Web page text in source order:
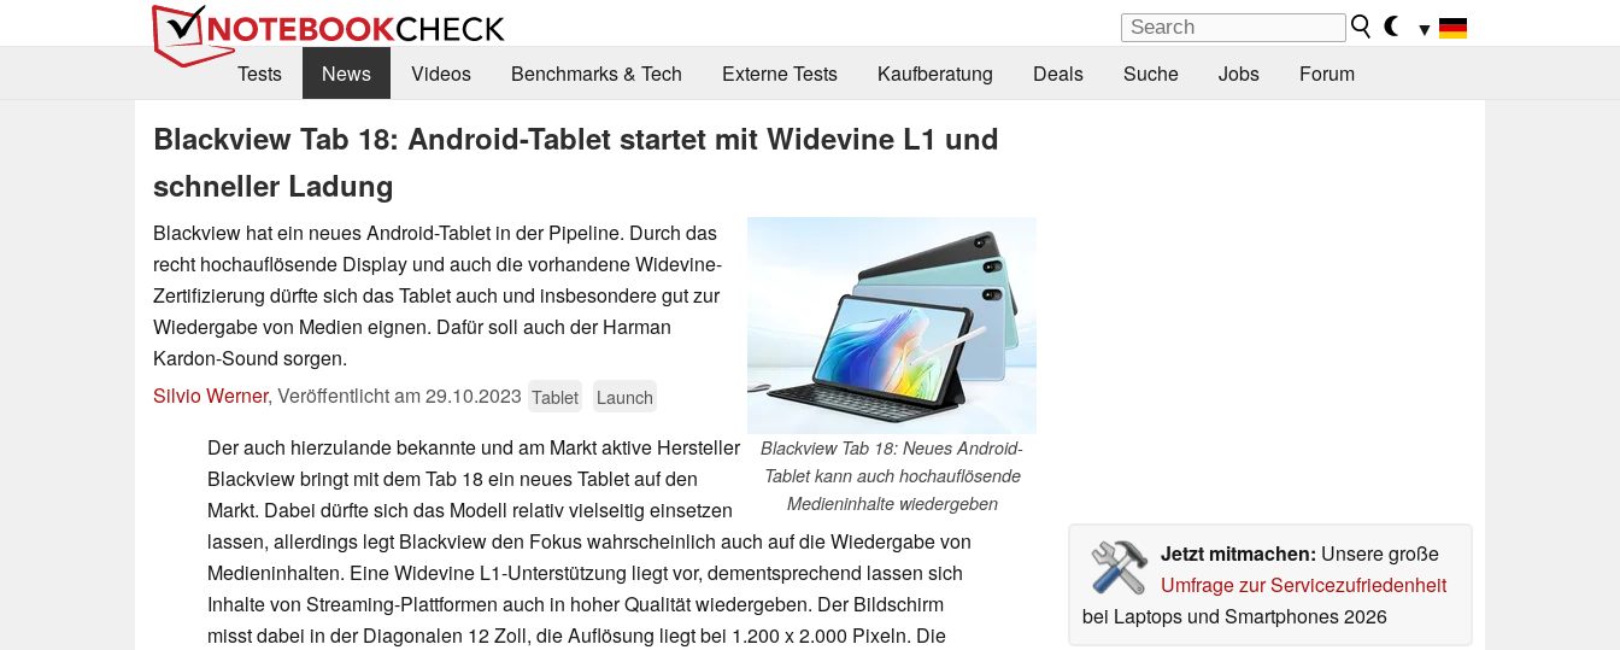
▼
Tests
News Videos Benchmarks & Tech Externe Tests Kaufberatung Deals Suche Jobs Forum
Blackview Tab 18: Android-Tablet startet mit Widevine L1 und
schneller Ladung
Blackview Tab 18: Neues Android-
Tablet kann auch hochauflösende
Medieninhalte wiedergeben
Blackview hat ein neues Android-Tablet in der Pipeline. Durch das
recht hochauflösende Display und auch die vorhandene Widevine-
Zertifizierung dürfte sich das Tablet auch und insbesondere gut zur
Wiedergabe von Medien eignen. Dafür soll auch der Harman
Kardon-Sound sorgen.
Silvio Werner, Veröffentlicht am29.10.2023 Tablet Launch
Jetzt mitmachen: Unsere große
Umfrage zur Servicezufriedenheit
bei Laptops und Smartphones 2026
Der auch hierzulande bekannte und am Markt aktive Hersteller
Blackview bringt mit dem Tab 18 ein neues Tablet auf den
Markt. Dabei dürfte sich das Modell relativ vielseitig einsetzen
lassen, allerdings legt Blackview den Fokus wahrscheinlich auch auf die Wiedergabe von
Medieninhalten. Eine Widevine L1-Unterstützung liegt vor, dementsprechend lassen sich
Inhalte von Streaming-Plattformen auch in hoher Qualität wiedergeben. Der Bildschirm
misst dabei in der Diagonalen 12 Zoll, die Auflösung liegt bei 1.200 x 2.000 Pixeln. Die